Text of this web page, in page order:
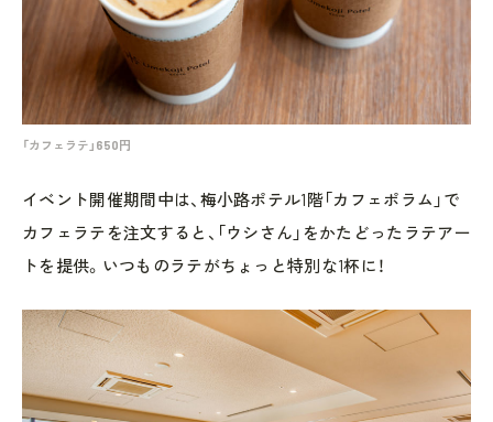
「カフェラテ」650円
イベント開催期間中は、梅小路ポテル1階「カフェポラム」で
カフェラテを注文すると、「ウシさん」をかたどったラテアー
トを提供。いつものラテがちょっと特別な1杯に！